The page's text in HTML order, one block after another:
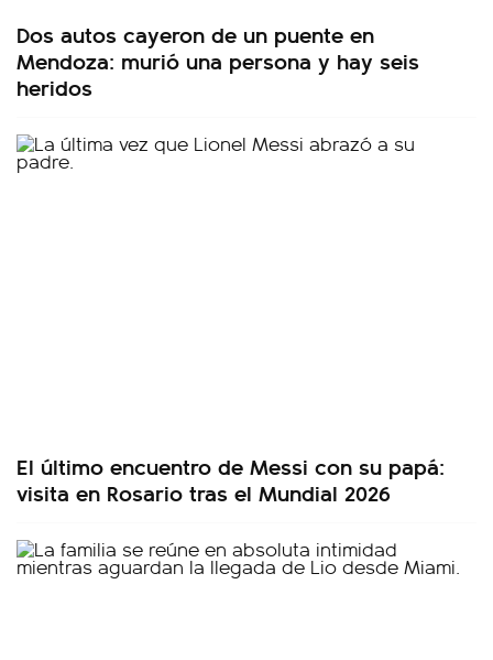
Dos autos cayeron de un puente en
Mendoza: murió una persona y hay seis
heridos
El último encuentro de Messi con su papá:
visita en Rosario tras el Mundial 2026